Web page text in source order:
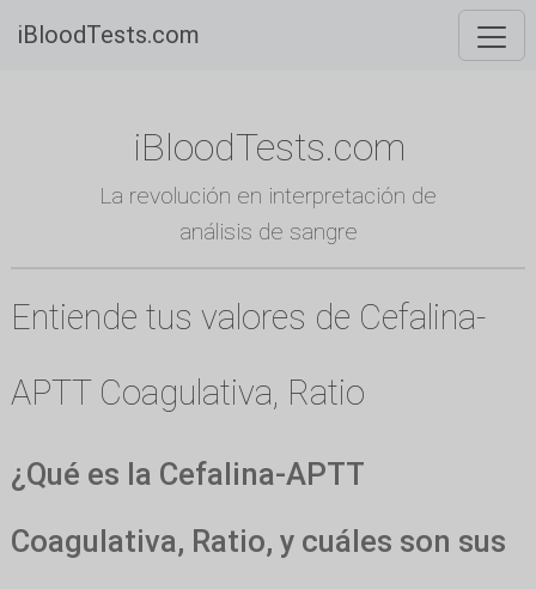
iBloodTests.com
iBloodTests.com
La revolución en interpretación de
análisis de sangre
Entiende tus valores de Cefalina-
APTT Coagulativa, Ratio
¿Qué es la Cefalina-APTT
Coagulativa, Ratio, y cuáles son sus